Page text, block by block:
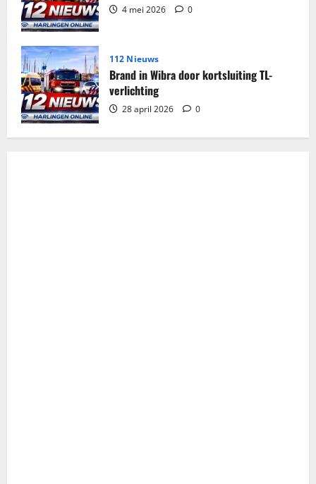
4 mei 2026 0
112 Nieuws
Brand in Wibra door kortsluiting TL-
verlichting
28 april 2026 0